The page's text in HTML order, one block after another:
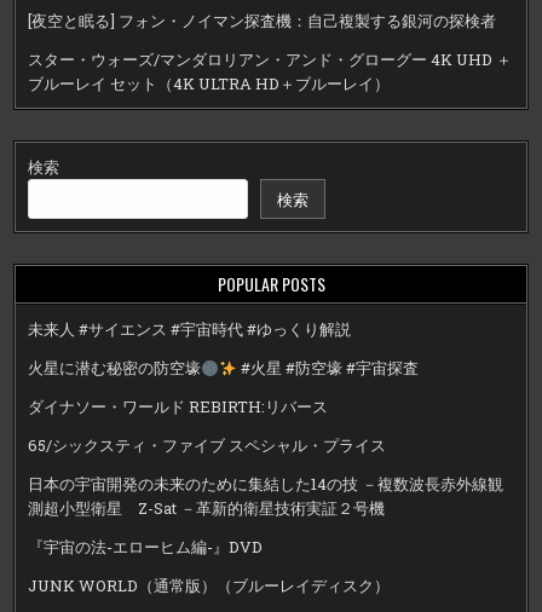
[夜空と眠る] フォン・ノイマン探査機：自己複製する銀河の探検者
スター・ウォーズ/マンダロリアン・アンド・グローグー 4K UHD ＋
ブルーレイ セット（4K ULTRA HD＋ブルーレイ）
検索
検索
POPULAR POSTS
未来人 #サイエンス #宇宙時代 #ゆっくり解説
火星に潜む秘密の防空壕
#火星 #防空壕 #宇宙探査
ダイナソー・ワールド REBIRTH:リバース
65/シックスティ・ファイブ スペシャル・プライス
日本の宇宙開発の未来のために集結した14の技 －複数波長赤外線観
測超小型衛星 Z-Sat －革新的衛星技術実証２号機
『宇宙の法-エローヒム編-』DVD
JUNK WORLD（通常版）（ブルーレイディスク）